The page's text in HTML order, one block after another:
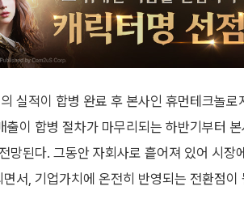
실적이 합병 완료 후 본사인 휴먼테크놀
출이 합병 절차가 마무리되는 하반기부터
망된다. 그동안 자회사로 흩어져 있어 시
서, 기업가치에 온전히 반영되는 전환점